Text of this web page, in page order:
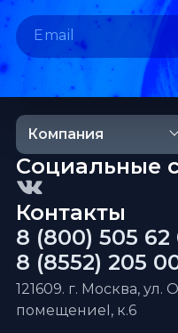
Компания
Контакты
8 (800) 505 62
8 (8552) 205
121609. г. Москва, ул.
помещениеI, к.6
Социальные